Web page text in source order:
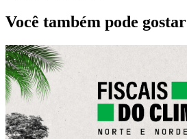
Você também pode gostar